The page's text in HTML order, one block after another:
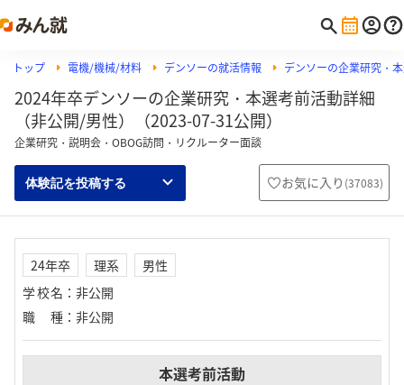
トップ 電機/機械/材料 デンソーの就活情報 デンソーの企業研究・
2024年卒デンソーの企業研究・本選考前活動詳細
（非公開/男性）（2023-07-31公開）
企業研究・説明会・OBOG訪問・リクルーター面談
体験記を投稿する お気に入り (37083)
24年卒 理系
男性
学校名 ： 非公開
職種 ： 非公開
本選考前活動